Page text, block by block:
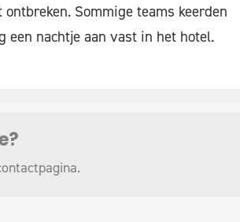
Sommige teams keerden
een nachtje aan vast in het hotel.
.